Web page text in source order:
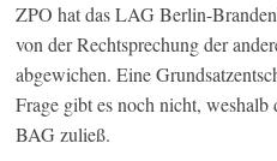
ZPO hat das LAG Berlin-
von der Rechtsprechung der
abgewichen. Eine
Frage gibt es noch nicht,
BAG zuließ.